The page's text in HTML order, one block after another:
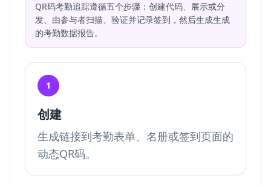
QR码考勤追踪遵循五个步骤：创建代码、展示或分
发、由参与者扫描、验证并记录签到，然后生成生成
的考勤数据报告。
1
创建
生成链接到考勤表单、名册或签到页面的
动态QR码。